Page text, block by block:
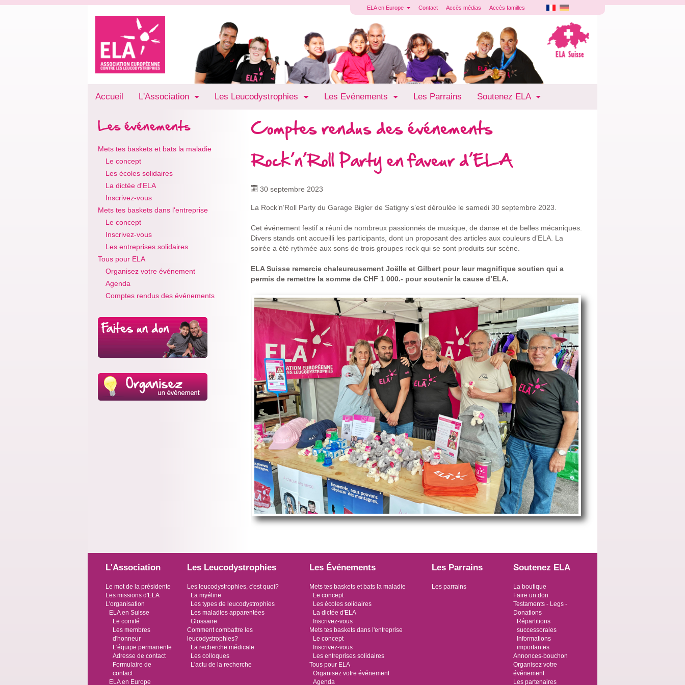
ELA en Europe Contact Accès médias Accès familles
Accueil L'Association Les Leucodystrophies Les Evénements Les Parrains Soutenez ELA
Les événements
Mets tes baskets et bats la maladie
Le concept
Les écoles solidaires
La dictée d'ELA
Inscrivez-vous
Mets tes baskets dans l'entreprise
Le concept
Inscrivez-vous
Les entreprises solidaires
Tous pour ELA
Organisez votre événement
Agenda
Comptes rendus des événements
Comptes rendus des événements
Rock’n’Roll Party en faveur d’ELA
30 septembre 2023
La Rock’n’Roll Party du Garage Bigler de Satigny s’est déroulée le samedi 30 septembre 2023.
Cet événement festif a réuni de nombreux passionnés de musique, de danse et de belles mécaniques.
Divers stands ont accueilli les participants, dont un proposant des articles aux couleurs d’ELA. La
soirée a été rythmée aux sons de trois groupes rock qui se sont produits sur scène.
ELA Suisse remercie chaleureusement Joëlle et Gilbert pour leur magnifique soutien qui a
permis de remettre la somme de CHF 1 000.- pour soutenir la cause d’ELA.
L'Association
Le mot de la présidente
Les missions d'ELA
L'organisation
ELA en Suisse
Le comité
Les membres
d'honneur
L'équipe permanente
Adresse de contact
Formulaire de
contact
ELA en Europe
Les Leucodystrophies
Les leucodystrophies, c'est quoi?
La myéline
Les types de leucodystrophies
Les maladies apparentées
Glossaire
Comment combattre les
leucodystrophies?
La recherche médicale
Les colloques
L'actu de la recherche
Les Événements
Mets tes baskets et bats la maladie
Le concept
Les écoles solidaires
La dictée d'ELA
Inscrivez-vous
Mets tes baskets dans l'entreprise
Le concept
Inscrivez-vous
Les entreprises solidaires
Tous pour ELA
Organisez votre événement
Agenda
Les Parrains
Les parrains
Soutenez ELA
La boutique
Faire un don
Testaments - Legs -
Donations
Répartitions
successorales
Informations
importantes
Annonces-bouchon
Organisez votre
événement
Les partenaires